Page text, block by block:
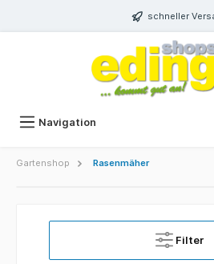
schneller
Navigation
Gartenshop Rasenmäher
Filter